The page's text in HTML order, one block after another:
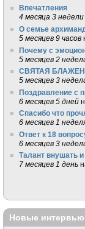
Впечатления
4 месяца 3 недели
О семье
5 месяцев 9 часов
Почему с
5 месяцев 2
СВЯТАЯ
5 месяцев 3
Поздравление с
6 месяцев 5 дней
Спасибо что
6 месяцев 1
Ответ к 18
6 месяцев 3
Талант внушать и
7 месяцев 1 день
Новые интервью